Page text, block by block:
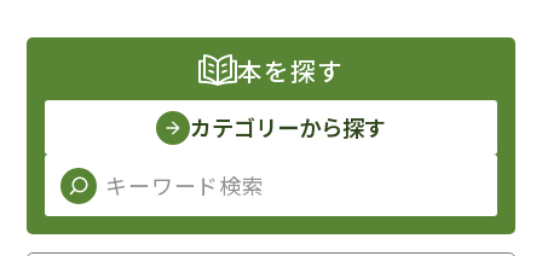
本を探す
カテゴリーから探す